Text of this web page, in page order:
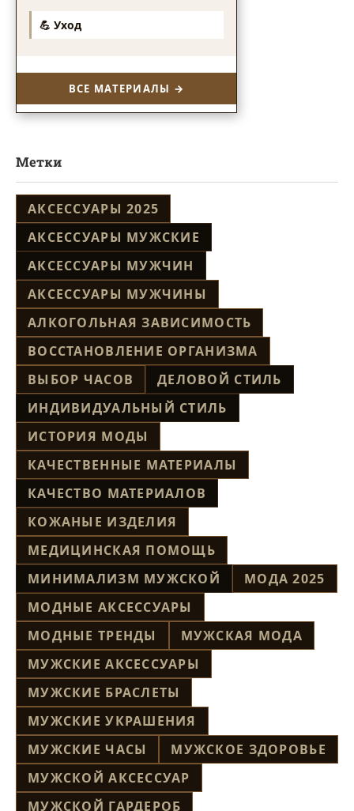
💪 Уход
ВСЕ МАТЕРИАЛЫ →
Метки
АКСЕССУАРЫ 2025
АКСЕССУАРЫ МУЖСКИЕ
АКСЕССУАРЫ МУЖЧИН
АКСЕССУАРЫ МУЖЧИНЫ
АЛКОГОЛЬНАЯ ЗАВИСИМОСТЬ
ВОССТАНОВЛЕНИЕ ОРГАНИЗМА
ВЫБОР ЧАСОВ
ДЕЛОВОЙ СТИЛЬ
ИНДИВИДУАЛЬНЫЙ СТИЛЬ
ИСТОРИЯ МОДЫ
КАЧЕСТВЕННЫЕ МАТЕРИАЛЫ
КАЧЕСТВО МАТЕРИАЛОВ
КОЖАНЫЕ ИЗДЕЛИЯ
МЕДИЦИНСКАЯ ПОМОЩЬ
МИНИМАЛИЗМ МУЖСКОЙ
МОДА 2025
МОДНЫЕ АКСЕССУАРЫ
МОДНЫЕ ТРЕНДЫ
МУЖСКАЯ МОДА
МУЖСКИЕ АКСЕССУАРЫ
МУЖСКИЕ БРАСЛЕТЫ
МУЖСКИЕ УКРАШЕНИЯ
МУЖСКИЕ ЧАСЫ
МУЖСКОЕ ЗДОРОВЬЕ
МУЖСКОЙ АКСЕССУАР
МУЖСКОЙ ГАРДЕРОБ